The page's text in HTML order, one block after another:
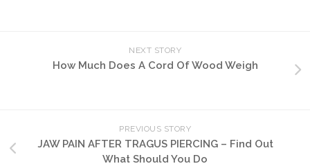
NEXT STORY
How Much Does A Cord Of Wood Weigh
PREVIOUS STORY
JAW PAIN AFTER TRAGUS PIERCING – Find Out
What Should You Do